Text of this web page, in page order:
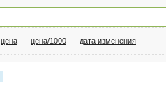
цена цена/1000 дата изменения